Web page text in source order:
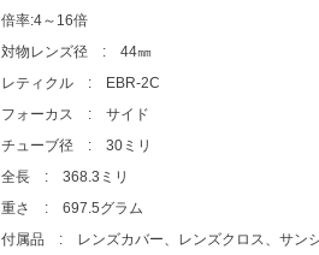
倍率:4～16倍
対物レンズ径 : 44㎜
レティクル : EBR-2C
フォーカス : サイド
チューブ径 : 30ミリ
全長 : 368.3ミリ
重さ : 697.5グラム
付属品 : レンズカバー、レンズクロス、サン